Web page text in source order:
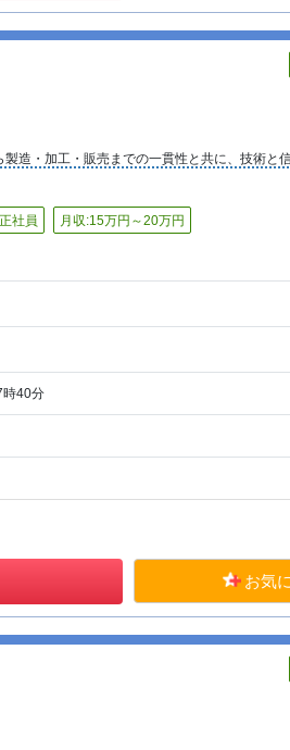
製造・加工・販売までの一貫性と共に、技術と
正社員 月収:15万円～20万円
時40分
お気